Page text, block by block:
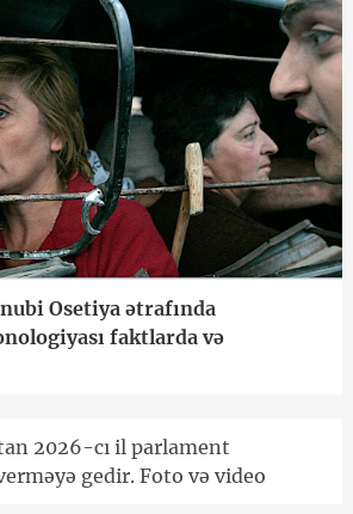
Osetiya ətrafında
faktlarda və
2026-cı il parlament
gedir. Foto və video